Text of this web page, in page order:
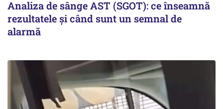
Analiza de sânge AST (SGOT): ce înseamnă
rezultatele și când sunt un semnal de
alarmă